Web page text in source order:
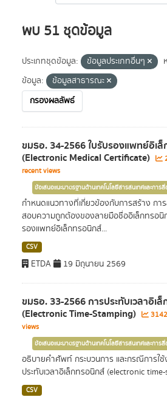
พบ 51 ชุดข้อมูล
ประเภทชุดข้อมูล: ข้อมูลประเภทอื่นๆ
ข้อมูล:
ข้อมูลสาธารณะ
กรองผลลัพธ์
ขมธอ. 34-2566 ใบรับรองแพทย์อิเ
(Electronic Medical Certificate)
recent views
ข้อเสนอแนะมาตรฐานด้านเทคโนโลยีสารสนเทศและการ
กำหนดแนวทางที่เกี่ยวข้องกับการสร้าง กา
สอบความถูกต้องของลายมือชื่ออิเล็กทรอนิ
รองแพทย์อิเล็กทรอนิกส์...
CSV
ETDA 19 มิถุนายน 2569
ขมธอ. 33-2566 การประทับเวลาอิเ
(Electronic Time-Stamping)
views
ข้อเสนอแนะมาตรฐานด้านเทคโนโลยีสารสนเทศและการ
อธิบายคำศัพท์ กระบวนการ และกรณีการใ
ประทับเวลาอิเล็กทรอนิกส์ (electronic
CSV